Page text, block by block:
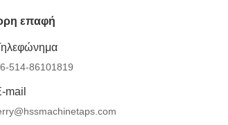
επαφή
514-86101819
mail